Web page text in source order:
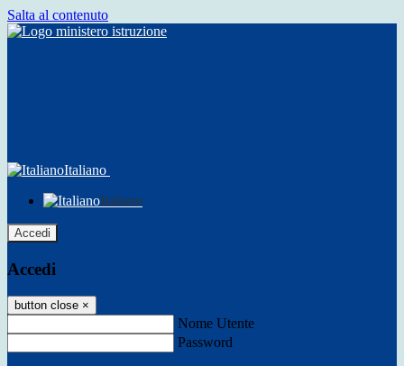
Salta al contenuto
Italiano
Italiano
Accedi
Accedi
button close ×
Nome Utente
Password